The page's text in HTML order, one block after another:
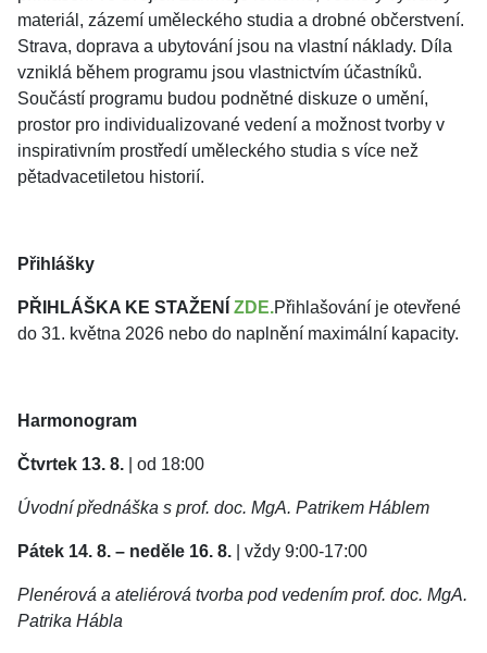
materiál, zázemí uměleckého studia a drobné občerstvení.
Strava, doprava a ubytování jsou na vlastní náklady. Díla
vzniklá během programu jsou vlastnictvím účastníků.
Součástí programu budou podnětné diskuze o umění,
prostor pro individualizované vedení a možnost tvorby v
inspirativním prostředí uměleckého studia s více než
pětadvacetiletou historií.
Přihlášky
PŘIHLÁŠKA KE STAŽENÍ ZDE.Přihlašování je otevřené
do 31. května 2026 nebo do naplnění maximální kapacity.
Harmonogram
Čtvrtek 13. 8. | od 18:00
Úvodní přednáška s prof. doc. MgA. Patrikem Háblem
Pátek 14. 8. – neděle 16. 8. | vždy 9:00-17:00
Plenérová a ateliérová tvorba pod vedením prof. doc. MgA.
Patrika Hábla